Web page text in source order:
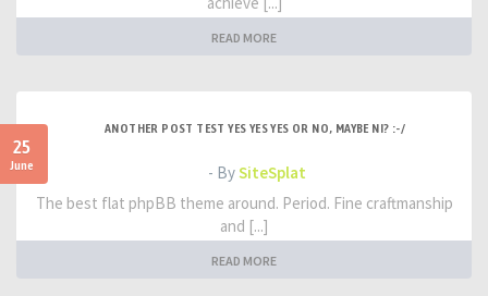
READ MORE
25
June
ANOTHER POST TEST YES YES YES OR NO, MAYBE NI? :-/
- BySiteSplat
The best flat phpBB theme around. Period. Fine craftmanship
and [...]
READ MORE